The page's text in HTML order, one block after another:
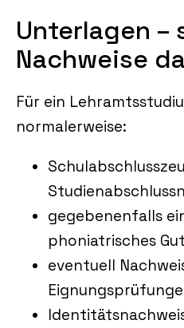
Unterlagen –
Nachweise
Für ein
normalerweise:
gegebenenfalls
phoniatrisches
eventuell